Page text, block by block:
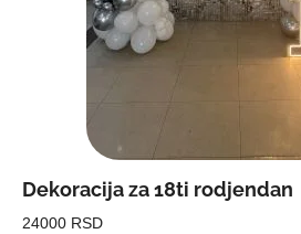
Dekoracija za 18ti rodjendan
24000 RSD